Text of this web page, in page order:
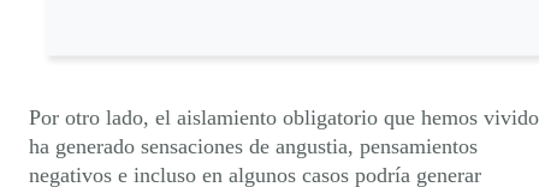
Por otro lado, el aislamiento obligatorio que hemos vivido
ha generado sensaciones de angustia, pensamientos
negativos e incluso en algunos casos podría generar